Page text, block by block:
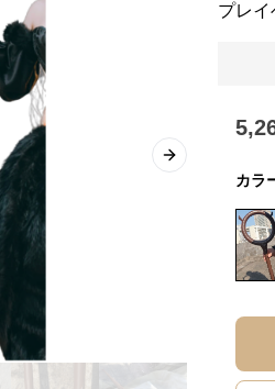
Next slide
プレイ
カラ